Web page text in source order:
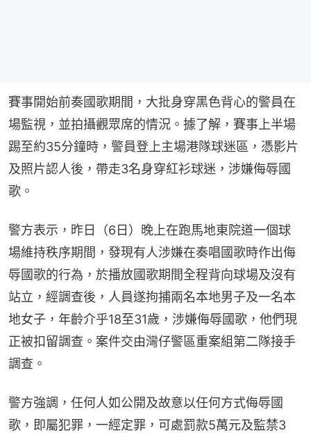
賽事開始前奏國歌期間，大批身穿黑色背心的警員在
場監視，並拍攝觀眾席的情況。據了解，賽事上半場
踢至約35分鐘時，警員登上主場港隊球迷區，憑影片
及照片認人後，帶走3名身穿紅衫球迷，涉嫌侮辱國
歌。
警方表示，昨日（6日）晚上在跑馬地東院道一個球
場維持秩序期間，發現有人涉嫌在奏唱國歌時作出侮
辱國歌的行為，於播放國歌期間全程背向球場及沒有
站立，經調查後，人員遂拘捕兩名本地男子及一名本
地女子，年齡介乎18至31歲，涉嫌侮辱國歌，他們現
正被扣留調查。案件交由灣仔警區重案組第二隊接手
調查。
警方強調，任何人如公開及故意以任何方式侮辱國
歌，即屬犯罪，一經定罪，可處罰款5萬元及監禁3